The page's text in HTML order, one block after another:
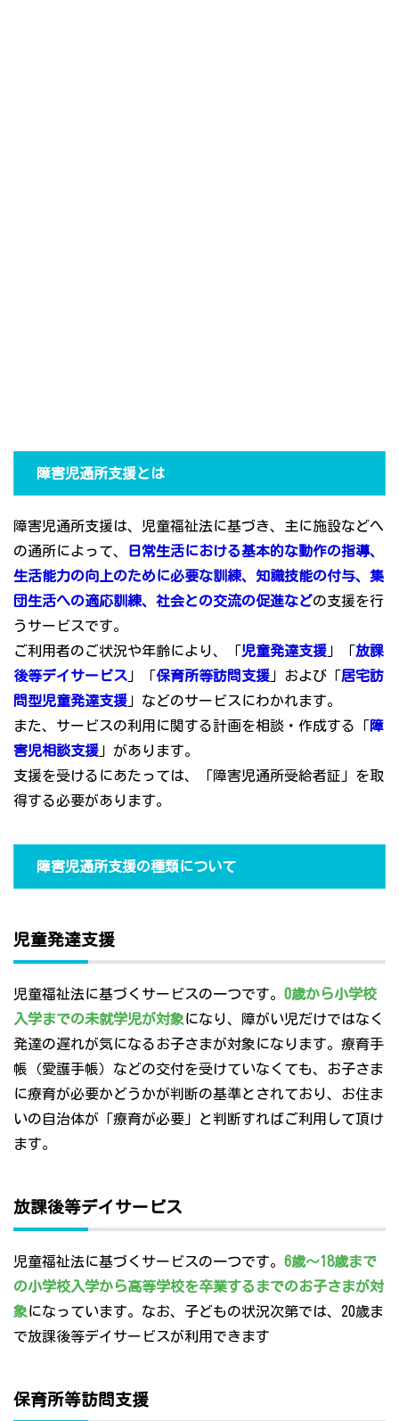
障害児通所支援とは
障害児通所支援は、児童福祉法に基づき、主に施設などへ
の通所によって、
日常生活における基本的な動作の指導、
生活能力の向上のために必要な訓練、知識技能の付与、集
団生活への適応訓練、社会との交流の促進などの支援を行
うサービスです。
ご利用者のご状況や年齢により、「児童発達支援 」「放課
後等デイサービス 」「保育所等訪問支援 」および「居宅訪
問型児童発達支援 」などのサービスにわかれます。
また、サービスの利用に関する計画を相談・作成する「障
害児相談支援 」があります。
支援を受けるにあたっては、「障害児通所受給者証」を取
得する必要があります。
障害児通所支援の種類について
児童発達支援
児童福祉法に基づくサービスの一つです。 0歳から小学校
入学までの未就学児が対象になり、障がい児だけではなく
発達の遅れが気になるお子さまが対象になります。療育手
帳（愛護手帳）などの交付を受けていなくても、お子さま
に療育が必要かどうかが判断の基準とされており、お住ま
いの自治体が「療育が必要」と判断すればご利用して頂け
ます。
放課後等デイサービス
児童福祉法に基づくサービスの一つです。 6歳～18歳まで
の小学校入学から高等学校を卒業するまでのお子さまが対
象になっています。なお、子どもの状況次第では、20歳ま
で放課後等デイサービスが利用できます
保育所等訪問支援